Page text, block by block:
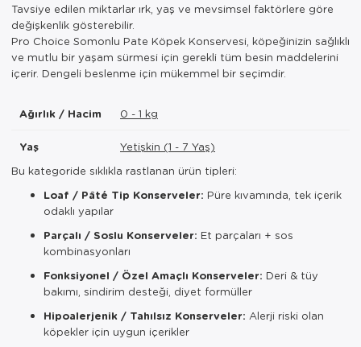
Tavsiye edilen miktarlar ırk, yaş ve mevsimsel faktörlere göre
değişkenlik gösterebilir.
Pro Choice Somonlu Pate Köpek Konservesi, köpeğinizin sağlıklı
ve mutlu bir yaşam sürmesi için gerekli tüm besin maddelerini
içerir. Dengeli beslenme için mükemmel bir seçimdir.
Ağırlık / Hacim 0 - 1 kg
Yaş
Yetişkin (1 - 7 Yaş)
Bu kategoride sıklıkla rastlanan ürün tipleri:
Loaf / Pâté Tip Konserveler: Püre kıvamında, tek içerik
odaklı yapılar
Parçalı / Soslu Konserveler: Et parçaları + sos
kombinasyonları
Fonksiyonel / Özel Amaçlı Konserveler: Deri & tüy
bakımı, sindirim desteği, diyet formüller
Hipoalerjenik / Tahılsız Konserveler: Alerji riski olan
köpekler için uygun içerikler